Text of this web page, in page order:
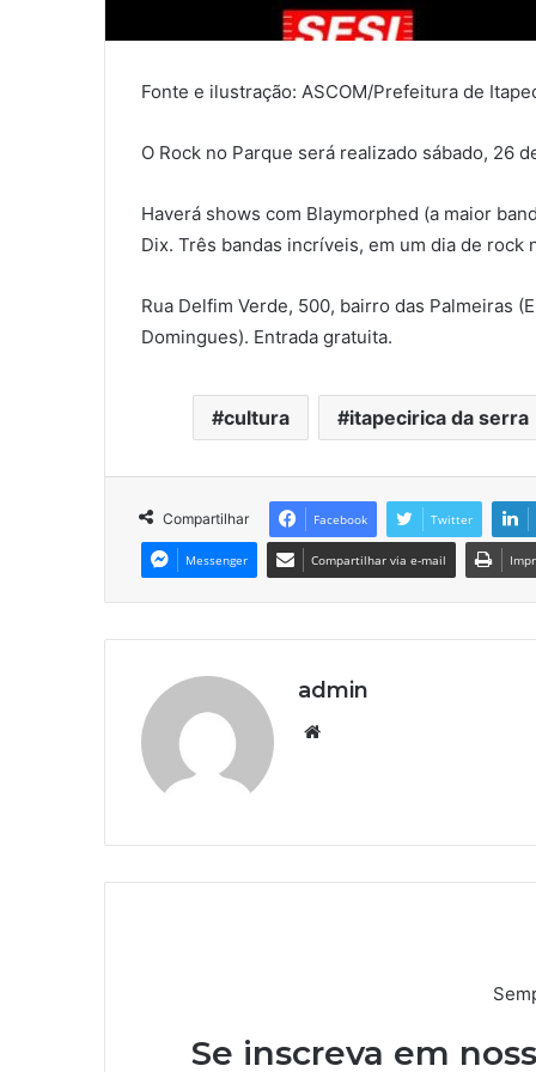
Fonte e ilustração: ASCOM/Prefeitura de
O Rock no Parque será realizado sábado, 26
Haverá shows com Blaymorphed (a maior
Dix. Três bandas incríveis, em um dia de rock
Rua Delfim Verde, 500, bairro das Palmeiras
Domingues). Entrada gratuita.
cultura itapecirica da serra
Compartilhar Facebook Twitter
Messenger Compartilhar via e-mail
admin
Se inscreva em